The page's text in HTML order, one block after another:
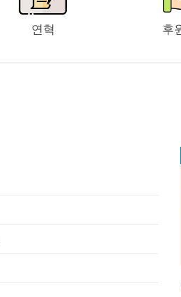
연혁 후